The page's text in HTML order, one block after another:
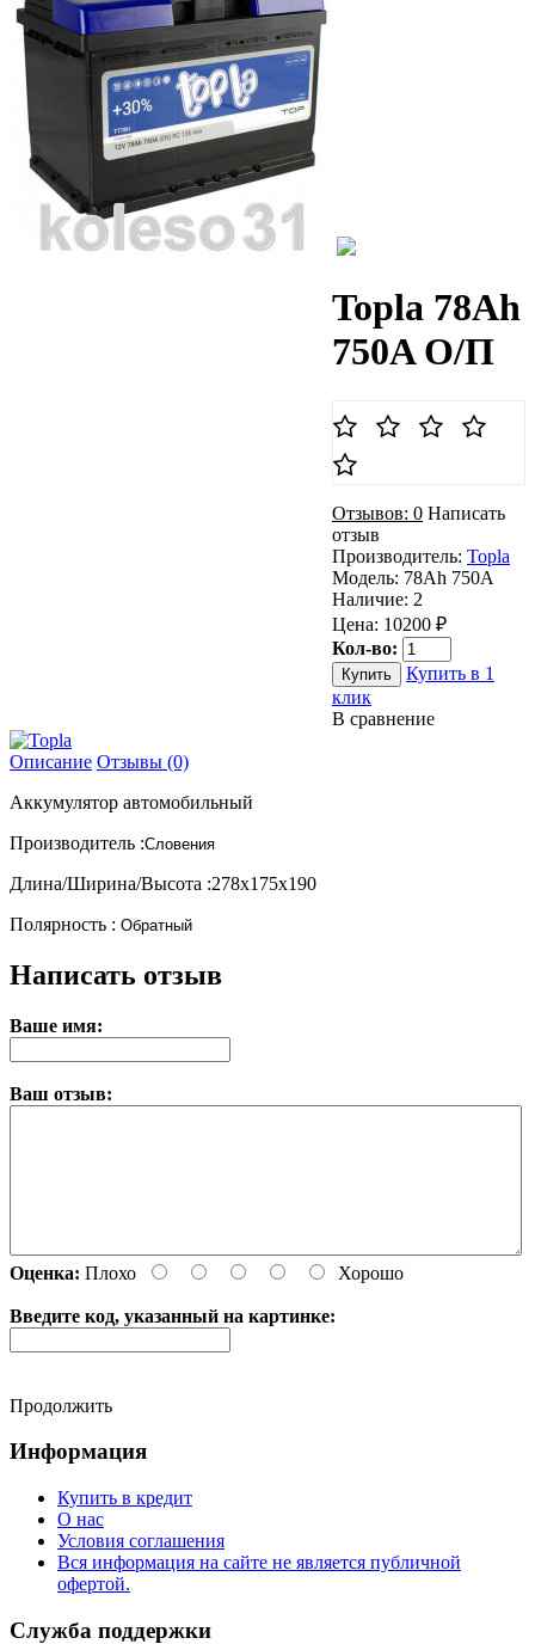
Topla 78Ah
750A О/П
Отзывов: 0 Написать
отзыв
Производитель: Topla
Модель: 78Ah 750A
Наличие: 2
Цена: 10200 ₽
Кол-во:
Купить в 1
клик
В сравнение
Описание Отзывы (0)
Аккумулятор автомобильный
Производитель :Словения
Длина/Ширина/Высота :278х175х190
Полярность : Обратный
Написать отзыв
Ваше имя:
Ваш отзыв:
Оценка: Плохо Хорошо
Введите код, указанный на картинке:
Продолжить
Информация
Купить в кредит
О нас
Условия соглашения
Вся информация на сайте не является публичной
офертой.
Служба поддержки